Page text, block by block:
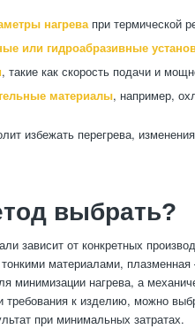
нагревапри термической
или гидроабразивные
, такие как скорость подачи и
материалы, например,
избежать перегрева,
выбрать?
зависит от конкретных
материалами,
минимизации нагрева, а
требования к изделию, можно
при минимальных затратах.